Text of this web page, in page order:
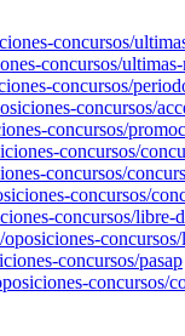
concursos/
concursos/
concursos/
concursos/
concursos/
concursos/
concursos/
concursos/
concursos/libre-
concursos/pasap
concursos/